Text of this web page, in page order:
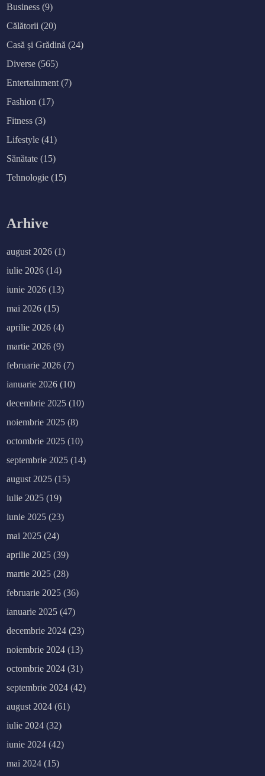
Business (9)
Călătorii (20)
Casă și Grădină (24)
Diverse (565)
Entertainment (7)
Fashion (17)
Fitness (3)
Lifestyle (41)
Sănătate (15)
Tehnologie (15)
Arhive
august 2026 (1)
iulie 2026 (14)
iunie 2026 (13)
mai 2026 (15)
aprilie 2026 (4)
martie 2026 (9)
februarie 2026 (7)
ianuarie 2026 (10)
decembrie 2025 (10)
noiembrie 2025 (8)
octombrie 2025 (10)
septembrie 2025 (14)
august 2025 (15)
iulie 2025 (19)
iunie 2025 (23)
mai 2025 (24)
aprilie 2025 (39)
martie 2025 (28)
februarie 2025 (36)
ianuarie 2025 (47)
decembrie 2024 (23)
noiembrie 2024 (13)
octombrie 2024 (31)
septembrie 2024 (42)
august 2024 (61)
iulie 2024 (32)
iunie 2024 (42)
mai 2024 (15)